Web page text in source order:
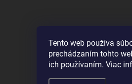
Tento web používa
prechádzaním tohto
ich používaním. Viac